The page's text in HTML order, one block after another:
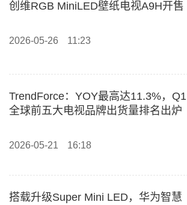
创维RGB MiniLED壁纸电视A9H开售
2026-05-26 11:23
TrendForce：YOY最高达11.3%，Q1
全球前五大电视品牌出货量排名出炉
2026-05-21 16:18
搭载升级Super Mini LED，华为智慧